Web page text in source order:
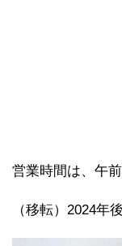
営業時間は、午
（移転）2024年